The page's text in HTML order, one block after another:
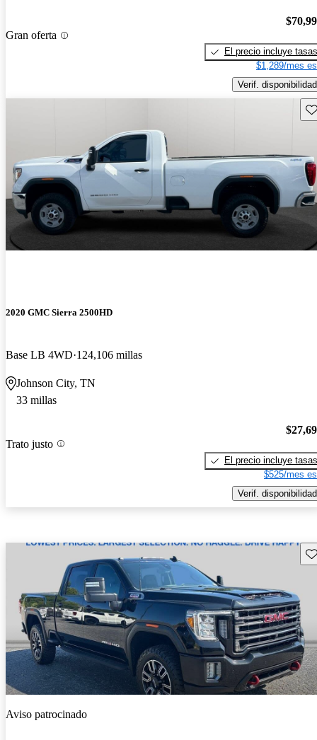
Gran oferta
El precio incluye tasas
$1,289/mes
Verif. disponibilidad
2020 GMC Sierra 2500HD
Base LB 4WD 124,106 millas
Johnson City, TN
33 millas
Trato justo
El precio incluye tasas
$525/mes
Verif. disponibilidad
Aviso patrocinado